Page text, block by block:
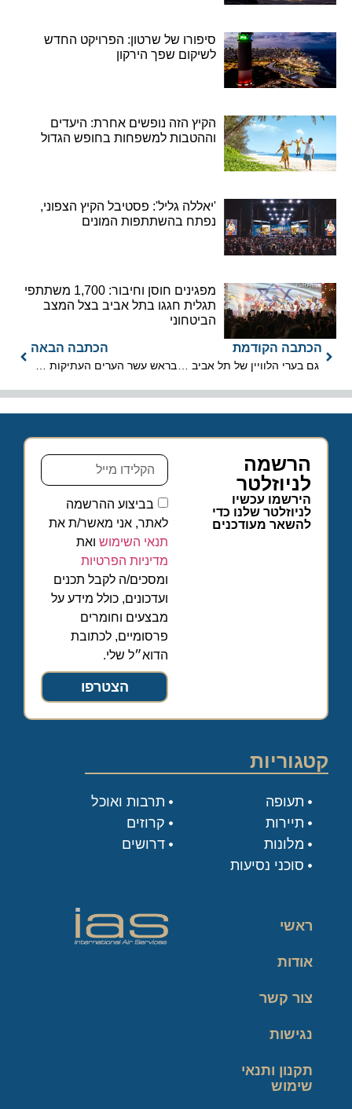
סיפורו של שרטון: הפרויקט החדש
לשיקום שפך הירקון
הקיץ הזה נופשים אחרת: היעדים
וההטבות למשפחות בחופש הגדול
'יאללה גליל': פסטיבל הקיץ הצפוני,
נפתח בהשתתפות המונים
מפגינים חוסן וחיבור: 1,700 משתתפי
תגלית חגגו בתל אביב בצל המצב
הביטחוני
הכתבה הקודמת הכתבה הבאה
הרשמה
לניוזלטר
הירשמו עכשיו
לניוזלטר שלנו כדי
להשאר מעודכנים
בביצוע ההרשמה
לאתר, אני מאשר/ת את
תנאי השימוש ואת
מדיניות הפרטיות
ומסכים/ה לקבל תכנים
ועדכונים, כולל מידע על
מבצעים וחומרים
פרסומיים, לכתובת
הדוא״ל שלי.
הצטרפו
קטגוריות
תעופה
תיירות
מלונות
סוכני נסיעות
תרבות ואוכל
קרוזים
דרושים
ראשי
אודות
צור קשר
נגישות
תקנון ותנאי
שימוש